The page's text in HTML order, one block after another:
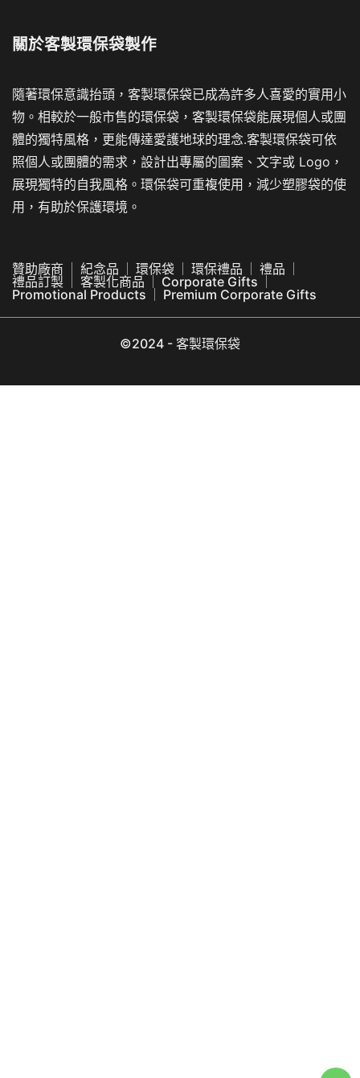
關於客製環保袋製作
隨著環保意識抬頭，客製環保袋已成為許多人喜愛的實用小
物。相較於一般市售的環保袋，客製環保袋能展現個人或團
體的獨特風格，更能傳達愛護地球的理念.客製環保袋可依
照個人或團體的需求，設計出專屬的圖案、文字或 Logo，
展現獨特的自我風格。環保袋可重複使用，減少塑膠袋的使
用，有助於保護環境。
贊助廠商 紀念品 環保袋 環保禮品
禮品
禮品訂製
客製化商品
Corporate Gifts
Promotional Products
Premium Corporate Gifts
©2024 - 客製環保袋